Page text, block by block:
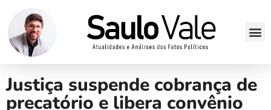
Justiça suspende cobrança de
precatório e libera convênio